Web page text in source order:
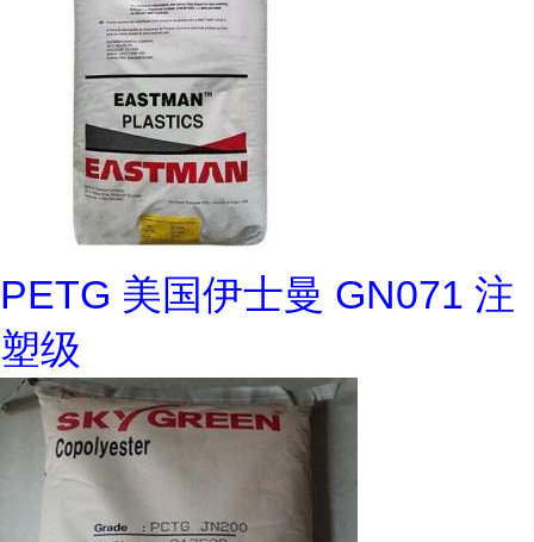
PETG 美国伊士曼 GN071 注
塑级